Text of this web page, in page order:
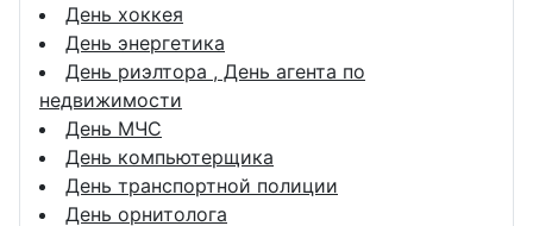
День хоккея
День энергетика
День риэлтора , День агента по
недвижимости
День МЧС
День компьютерщика
День транспортной полиции
День орнитолога